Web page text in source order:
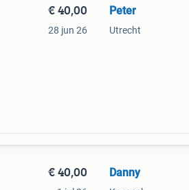
€ 40,00
28 jun 26
Peter
Utrecht
€ 40,00 Danny